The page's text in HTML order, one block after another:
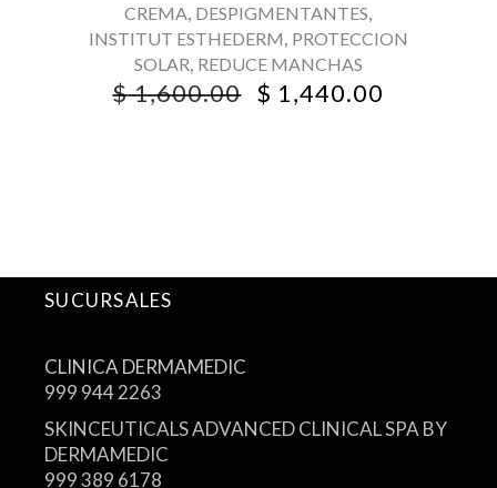
CREMA, DESPIGMENTANTES,
INSTITUT ESTHEDERM, PROTECCION
SOLAR, REDUCE MANCHAS
$1,600.00 ORIGINAL
$ 1,440.00
SUCURSALES
CLINICA DERMAMEDIC
999 944 2263
SKINCEUTICALS ADVANCED CLINICAL SPA BY
DERMAMEDIC
999 389 6178